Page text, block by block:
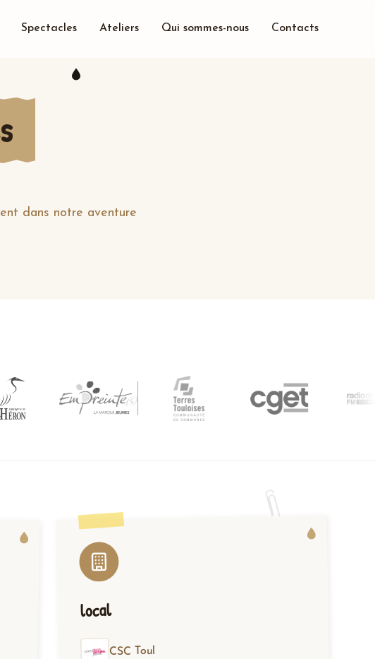
Spectacles Ateliers Qui sommes-nous Contacts
dans notre aventure
local
CSC Toul